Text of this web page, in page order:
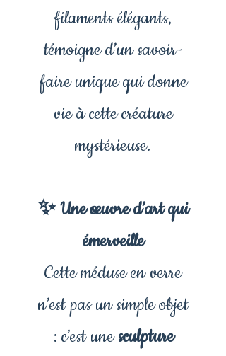
filaments élégants,
témoigne d’un savoir-
faire unique qui donne
vie à cette créature
mystérieuse.
✨ Une œuvre d’art qui
émerveille
Cette méduse en verre
n’est pas un simple objet
: c’est unesculpture